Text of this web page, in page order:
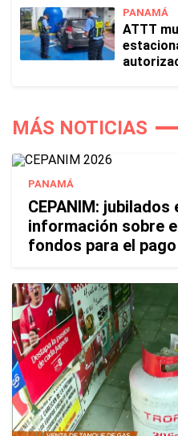
PANAMÁ
ATTT
MÁS NOTICIAS
PANAMÁ
CEPANIM: jubilados
información sobre
fondos para el pago